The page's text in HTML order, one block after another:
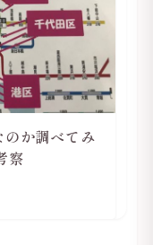
のか調べてみ
察